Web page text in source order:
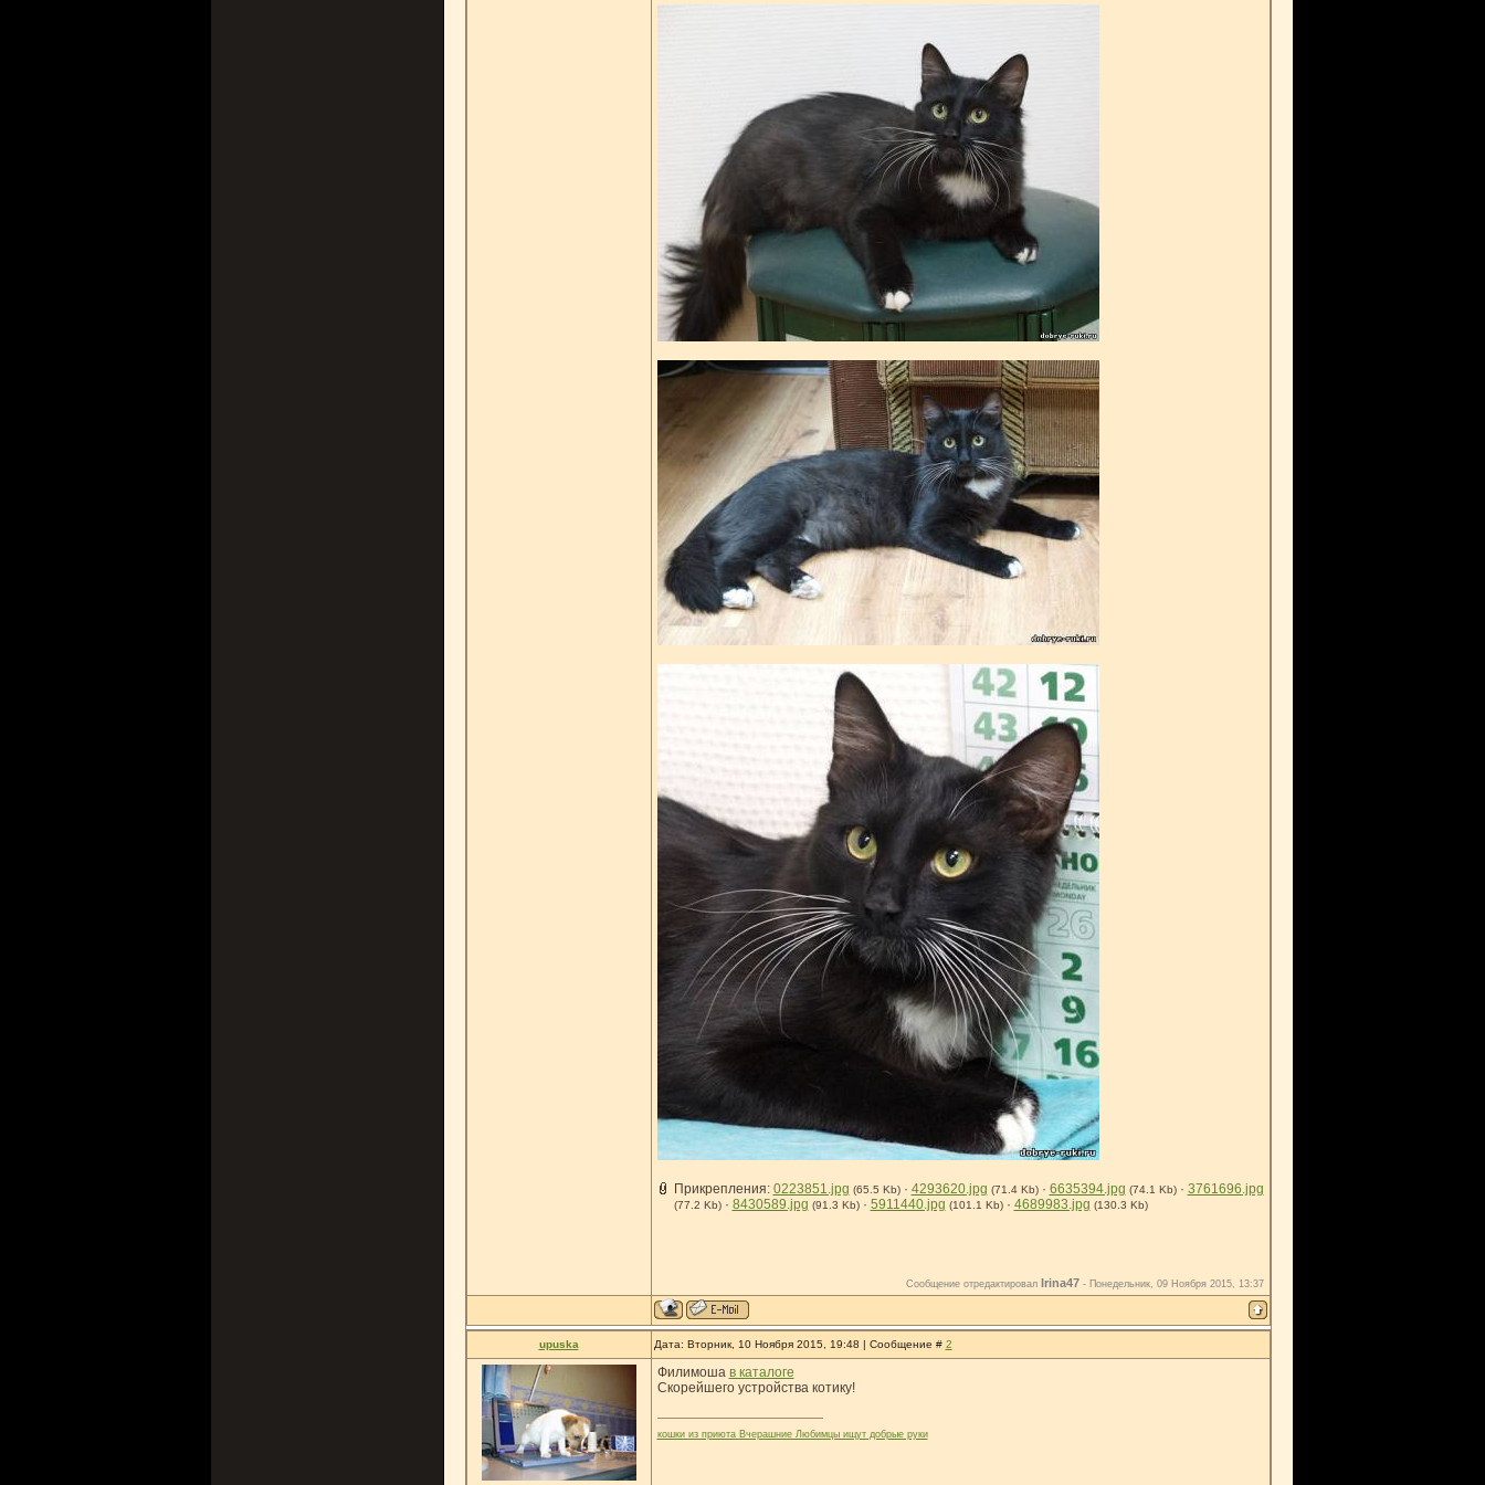
Прикрепления: 0223851.jpg (65.5 Kb) · 4293620.jpg (71.4 Kb) · 6635394.jpg (74.1 Kb) · 3761696.jpg
(77.2 Kb) · 8430589.jpg (91.3 Kb) · 5911440.jpg (101.1 Kb) · 4689983.jpg (130.3 Kb)
Сообщение отредактировал Irina47- Понедельник, 09 Ноября 2015, 13:37
upuska Дата: Вторник, 10 Ноября 2015, 19:48 | Сообщение # 2
Филимоша в каталоге
Скорейшего устройства котику!
кошки из приюта Вчерашние Любимцы ищут добрые руки